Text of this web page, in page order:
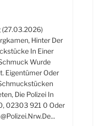
(27.03.2026)
Hinter Der
In Einer
Wurde
Eigentümer Oder
Die Polizei In
02303 921 0 Oder
...